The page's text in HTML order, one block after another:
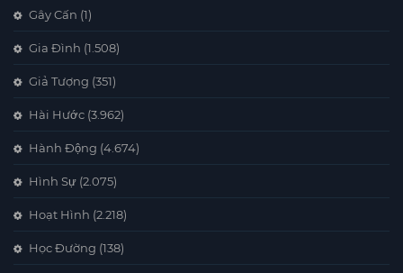
Gây Cấn (1)
Gia Đình (1.508)
Giả Tượng (351)
Hài Hước (3.962)
Hành Động (4.674)
Hình Sự (2.075)
Hoạt Hình (2.218)
Học Đường (138)